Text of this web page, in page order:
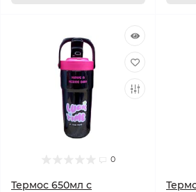
0
Термос 650мл с